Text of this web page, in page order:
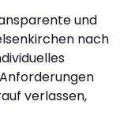
und
nach
verlassen,